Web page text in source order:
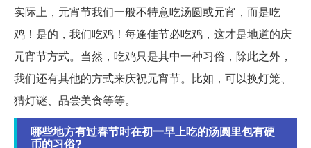
实际上，元宵节我们一般不特意吃汤圆或元宵，而是吃
鸡！是的，我们吃鸡！每逢佳节必吃鸡，这才是地道的庆
元宵节方式。当然，吃鸡只是其中一种习俗，除此之外，
我们还有其他的方式来庆祝元宵节。比如，可以换灯笼、
猜灯谜、品尝美食等等。
哪些地方有过春节时在初一早上吃的汤圆里包有硬
币的习俗?